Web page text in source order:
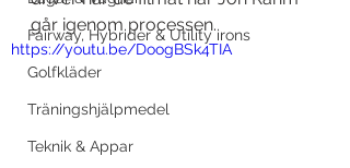
Fairway, Hybrider & Utility irons
Golfkläder
Träningshjälpmedel
Teknik & Appar
går igenom processen.
https://youtu.be/DoogBSk4TIA